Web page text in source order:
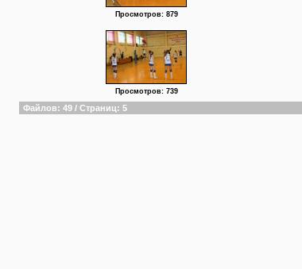
Просмотров: 879
Просмотров: 739
Файлов: 49 / Страниц: 5